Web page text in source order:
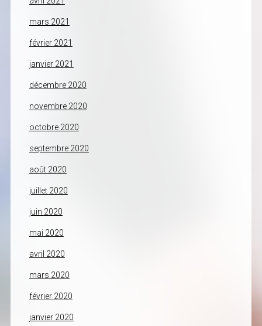
mars 2021
février 2021
janvier 2021
décembre 2020
novembre 2020
octobre 2020
septembre 2020
août 2020
juillet 2020
juin 2020
mai 2020
avril 2020
mars 2020
février 2020
janvier 2020